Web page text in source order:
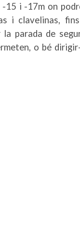
15 i -17m on
i clavelinas,
la parada de
o bé